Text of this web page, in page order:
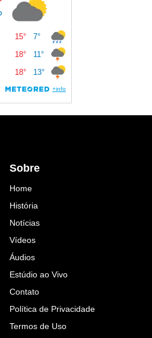
Sobre
Home
História
Notícias
Vídeos
Áudios
Estúdio ao Vivo
Contato
Política de Privacidade
Termos de Uso